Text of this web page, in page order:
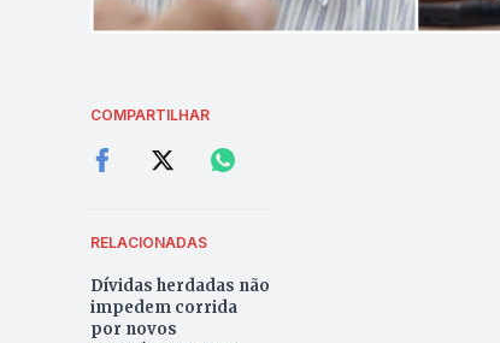
COMPARTILHAR
RELACIONADAS
Dívidas herdadas não
impedem corrida
por novos